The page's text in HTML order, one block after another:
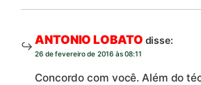
ANTONIO LOBATO disse:
26 de fevereiro de 2016 às 08:11
Concordo com você. Além do